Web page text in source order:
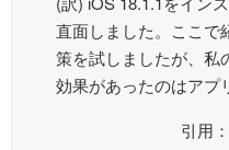
直面しました。ここで
策を試しましたが、私
効果があったのはアプ
引用：